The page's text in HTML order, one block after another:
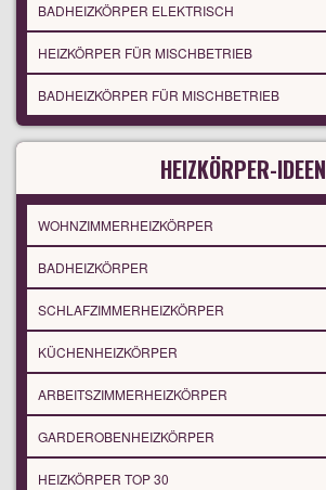
BADHEIZKÖRPER ELEKTRISCH
HEIZKÖRPER FÜR MISCHBETRIEB
BADHEIZKÖRPER FÜR MISCHBETRIEB
HEIZKÖRPER-IDEEN
WOHNZIMMERHEIZKÖRPER
BADHEIZKÖRPER
SCHLAFZIMMERHEIZKÖRPER
KÜCHENHEIZKÖRPER
ARBEITSZIMMERHEIZKÖRPER
GARDEROBENHEIZKÖRPER
HEIZKÖRPER TOP 30